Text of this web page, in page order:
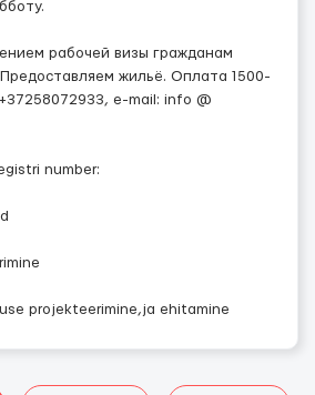
рабочей визы гражданам
жильё. Оплата 1500-
e-mail: info @
number:
projekteerimine,ja ehitamine